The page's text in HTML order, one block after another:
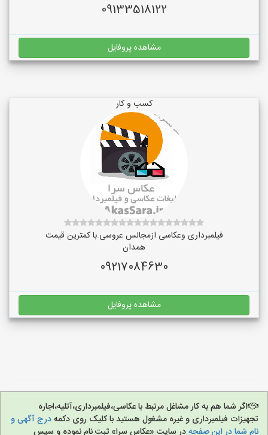
09133518122
مشاهده پروفایل
کسب و کار
فیلمبرداری وعکاسی ازمجالس عروسی.با کمترین قیمت
همدان
09217084630
مشاهده پروفایل
اگر شما هم به کار مشاغل مرتبط با عکاسی،فیلمبرداری،آتلیه،اجاره
تجهیزات فیلمبرداری و غیره مشغول هستید با کلیک روی دکمهدرج آگهی و
نام شما در این صفحهدر سایت «عکاس سرا» ثبت نام نموده و سپس